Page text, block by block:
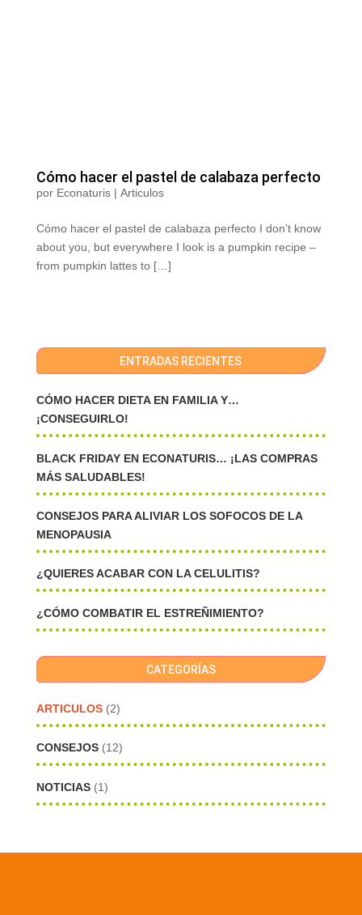
Cómo hacer el pastel de calabaza perfecto
por Econaturis| Articulos
Cómo hacer el pastel de calabaza perfecto I don’t know
about you, but everywhere I look is a pumpkin recipe –
from pumpkin lattes to […]
ENTRADAS RECIENTES
CÓMO HACER DIETA EN FAMILIA Y…
¡CONSEGUIRLO!
BLACK FRIDAY EN ECONATURIS… ¡LAS COMPRAS
MÁS SALUDABLES!
CONSEJOS PARA ALIVIAR LOS SOFOCOS DE LA
MENOPAUSIA
¿QUIERES ACABAR CON LA CELULITIS?
¿CÓMO COMBATIR EL ESTREÑIMIENTO?
CATEGORÍAS
ARTICULOS(2)
CONSEJOS(12)
NOTICIAS(1)